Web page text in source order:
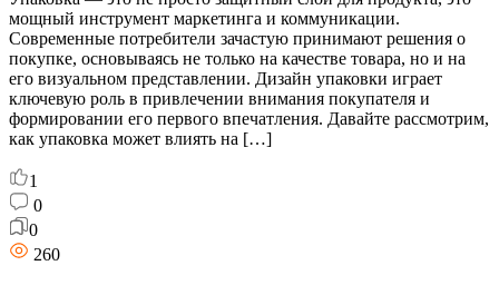
мощный инструмент маркетинга и коммуникации.
Современные потребители зачастую принимают решения о
покупке, основываясь не только на качестве товара, но и на
его визуальном представлении. Дизайн упаковки играет
ключевую роль в привлечении внимания покупателя и
формировании его первого впечатления. Давайте рассмотрим,
как упаковка может влиять на […]
1
0
0
260